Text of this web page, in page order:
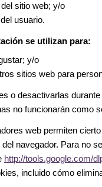
sitio web; y/o
usuario.
se utilizan para:
y/o
sitios web para
o desactivarlas
no funcionarán como
web permiten
navegador. Para no
http://tools.google.com/
incluido cómo